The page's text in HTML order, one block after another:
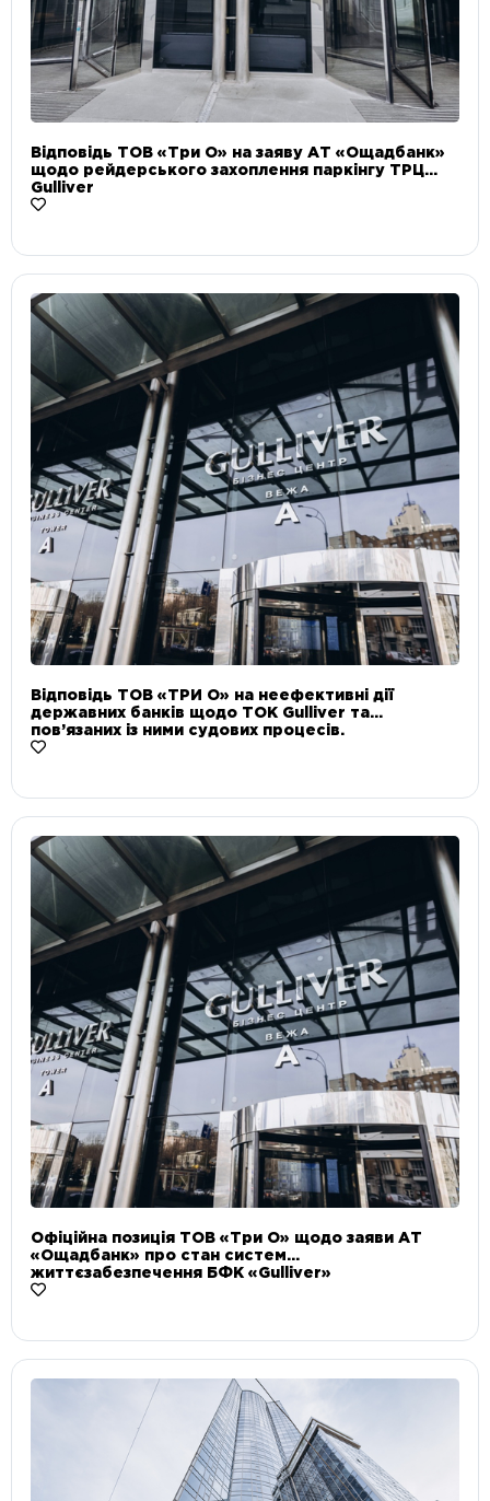
Відповідь ТОВ «Три О» на заяву АТ «Ощадбанк»
щодо рейдерського захоплення паркінгу ТРЦ
Gulliver
Відповідь ТОВ «ТРИ О» на неефективні дії
державних банків щодо ТОК Gulliver та
пов’язаних із ними судових процесів.
Офіційна позиція ТОВ «Три О» щодо заяви АТ
«Ощадбанк» про стан систем
життєзабезпечення БФК «Gulliver»